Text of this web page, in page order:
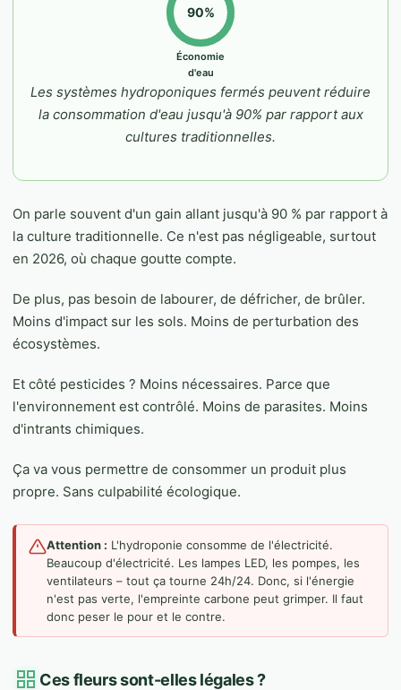
90%
Économie
d'eau
Les systèmes hydroponiques fermés peuvent réduire
la consommation d'eau jusqu'à 90% par rapport aux
cultures traditionnelles.
On parle souvent d'un gain allant jusqu'à 90 % par rapport à
la culture traditionnelle. Ce n'est pas négligeable, surtout
en 2026, où chaque goutte compte.
De plus, pas besoin de labourer, de défricher, de brûler.
Moins d'impact sur les sols. Moins de perturbation des
écosystèmes.
Et côté pesticides ? Moins nécessaires. Parce que
l'environnement est contrôlé. Moins de parasites. Moins
d'intrants chimiques.
Ça va vous permettre de consommer un produit plus
propre. Sans culpabilité écologique.
Attention : L'hydroponie consomme de l'électricité.
Beaucoup d'électricité. Les lampes LED, les pompes, les
ventilateurs – tout ça tourne 24h/24. Donc, si l'énergie
n'est pas verte, l'empreinte carbone peut grimper. Il faut
donc peser le pour et le contre.
Ces fleurs sont-elles légales ?